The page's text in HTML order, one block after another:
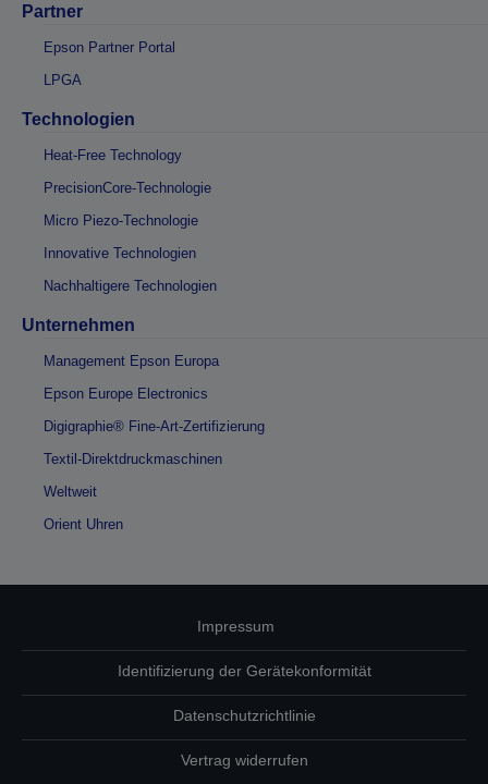
Partner
Epson Partner Portal
LPGA
Technologien
Heat-Free Technology
PrecisionCore-Technologie
Micro Piezo-Technologie
Innovative Technologien
Nachhaltigere Technologien
Unternehmen
Management Epson Europa
Epson Europe Electronics
Digigraphie® Fine-Art-Zertifizierung
Textil-Direktdruckmaschinen
Weltweit
Orient Uhren
Impressum
Identifizierung der Gerätekonformität
Datenschutzrichtlinie
Vertrag widerrufen